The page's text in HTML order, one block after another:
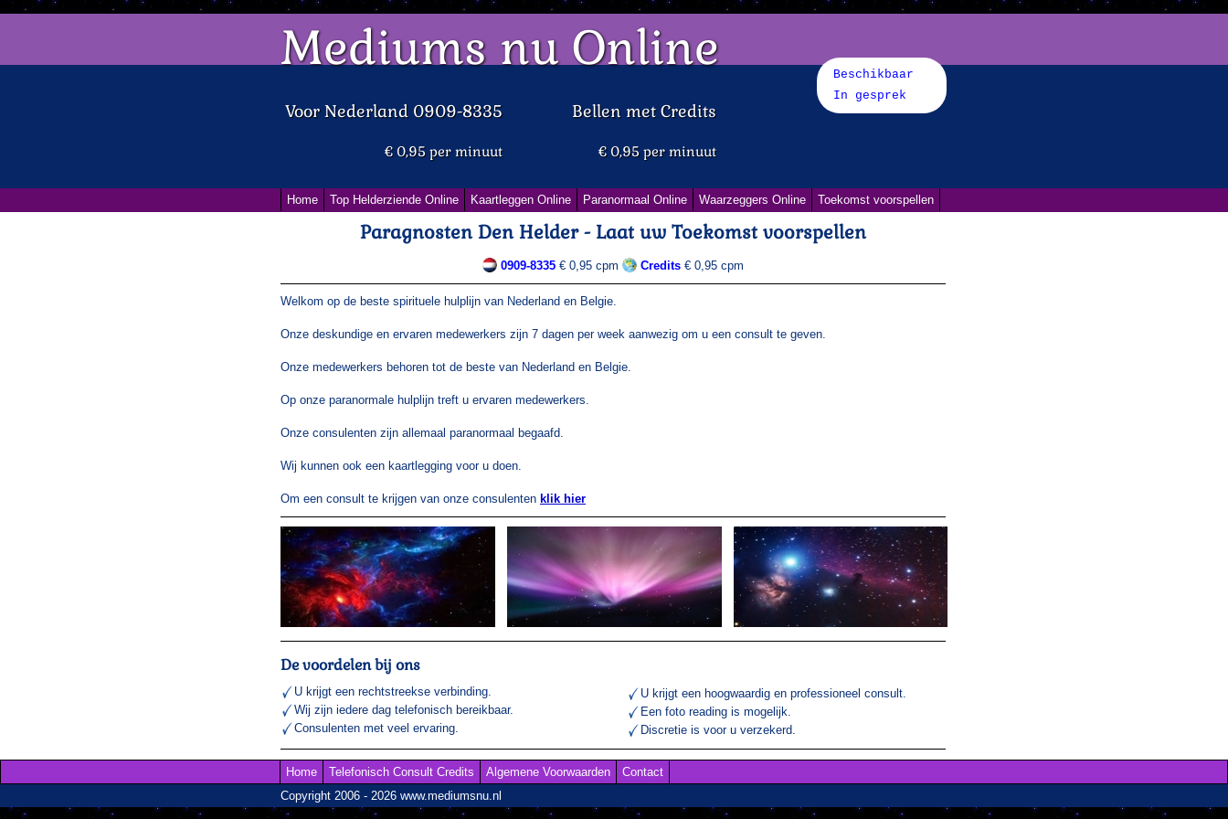
Mediums nu Online
Voor Nederland 0909-8335
€ 0,95 per minuut
Bellen met Credits
€ 0,95 per minuut
Beschikbaar
In gesprek
Home Top Helderziende Online Kaartleggen Online Paranormaal Online Waarzeggers Online Toekomst voorspellen
Paragnosten Den Helder - Laat uw Toekomst voorspellen
0909-8335 € 0,95 cpm Credits € 0,95 cpm
Welkom op de beste spirituele hulplijn van Nederland en Belgie.
Onze deskundige en ervaren medewerkers zijn 7 dagen per week aanwezig om u een consult te geven.
Onze medewerkers behoren tot de beste van Nederland en Belgie.
Op onze paranormale hulplijn treft u ervaren medewerkers.
Onze consulenten zijn allemaal paranormaal begaafd.
Wij kunnen ook een kaartlegging voor u doen.
Om een consult te krijgen van onze consulenten klik hier
De voordelen bij ons
U krijgt een rechtstreekse verbinding.
Wij zijn iedere dag telefonisch bereikbaar.
Consulenten met veel ervaring.
U krijgt een hoogwaardig en professioneel consult.
Een foto reading is mogelijk.
Discretie is voor u verzekerd.
Home Telefonisch Consult Credits Algemene Voorwaarden
Contact
Copyright 2006 - 2026 www.mediumsnu.nl